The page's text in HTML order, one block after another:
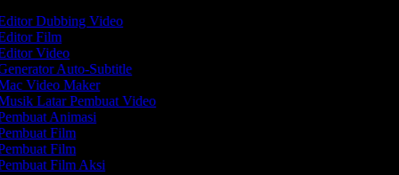
Dubbing Video
Film
Video
Auto-Subtitle
Video Maker
Latar Pembuat Video
Animasi
Film
Film
Film Aksi